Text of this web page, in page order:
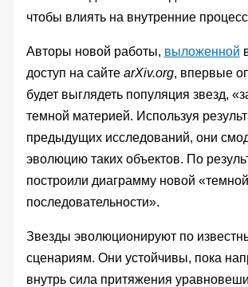
чтобы влиять на внутренние
Авторы новой работы, выложенной
доступ на сайте arXiv.org, впервые
будет выглядеть популяция звезд,
темной материей. Используя
предыдущих исследований, они
эволюцию таких объектов. По
построили диаграмму новой
последовательности».
Звезды эволюционируют по
сценариям. Они устойчивы, пока
внутрь сила притяжения